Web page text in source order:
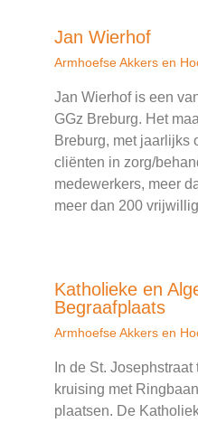
Jan Wierhof
Armhoefse Akkers en
Jan Wierhof is een
GGz Breburg. Het
Breburg, met jaarlijks
cliënten in zorg/
medewerkers, meer
meer dan 200
Katholieke en
Begraafplaats
Armhoefse Akkers en
In de St.
kruising met
plaatsen. De